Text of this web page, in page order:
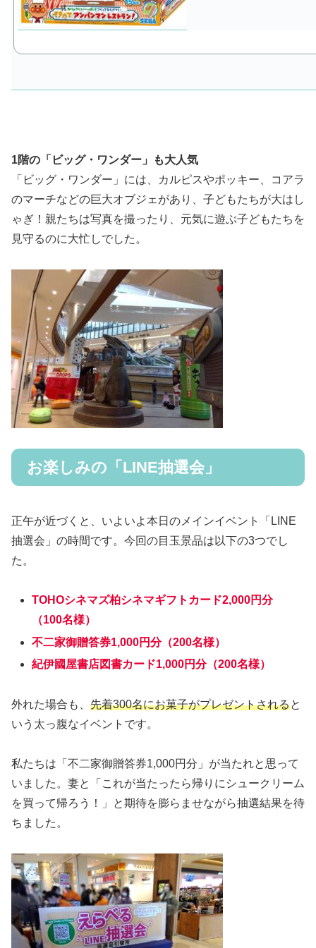
1階の「ビッグ・ワンダー」も大人気
「ビッグ・ワンダー」には、カルピスやポッキー、コアラ
のマーチなどの巨大オブジェがあり、子どもたちが大はし
ゃぎ！親たちは写真を撮ったり、元気に遊ぶ子どもたちを
見守るのに大忙しでした。
お楽しみの「LINE抽選会」
正午が近づくと、いよいよ本日のメインイベント「LINE
抽選会」の時間です。今回の目玉景品は以下の3つでし
た。
TOHOシネマズ柏シネマギフトカード2,000円分
（100名様）
不二家御贈答券1,000円分（200名様）
紀伊國屋書店図書カード1,000円分（200名様）
外れた場合も、 先着300名にお菓子がプレゼントされると
いう太っ腹なイベントです。
私たちは「不二家御贈答券1,000円分」が当たれと思って
いました。妻と「これが当たったら帰りにシュークリーム
を買って帰ろう！」と期待を膨らませながら抽選結果を待
ちました。